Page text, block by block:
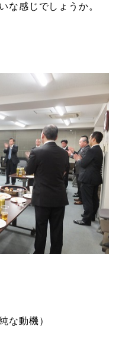
な感じでしょうか。
な動機）